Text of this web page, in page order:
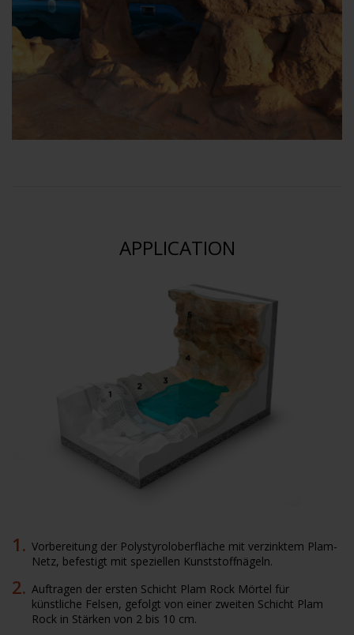
APPLICATION
Vorbereitung der Polystyroloberfläche mit verzinktem Plam-
Netz, befestigt mit speziellen Kunststoffnägeln.
Auftragen der ersten Schicht Plam Rock Mörtel für
künstliche Felsen, gefolgt von einer zweiten Schicht Plam
Rock in Stärken von 2 bis 10 cm.